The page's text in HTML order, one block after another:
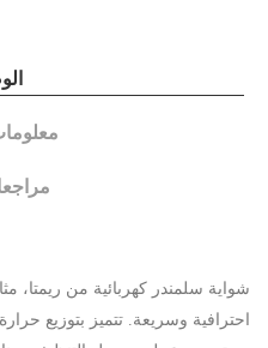
شواية سلمندر كهربائية من ريمتا،
احترافية وسريعة. تتميز بتوزيع